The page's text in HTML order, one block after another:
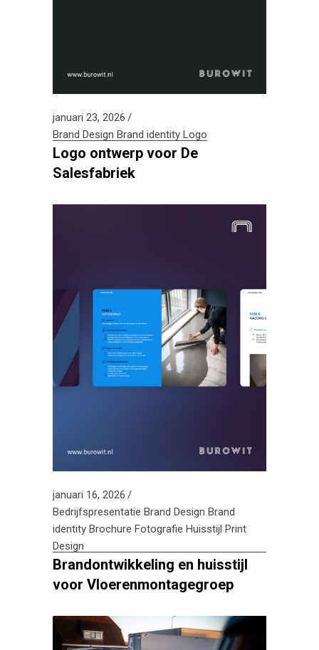
januari 23, 2026
Brand Design Brand identity Logo
Logo ontwerp voor De
Salesfabriek
januari 16, 2026
Bedrijfspresentatie Brand Design Brand
identity Brochure Fotografie Huisstijl Print
Design
Brandontwikkeling en huisstijl
voor Vloerenmontagegroep